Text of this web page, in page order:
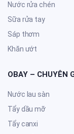
Nước rửa chén
Sữa rửa tay
Sáp thơm
Khăn ướt
OBAY – CHUYÊN
Nước lau sàn
Tẩy dầu mỡ
Tẩy canxi